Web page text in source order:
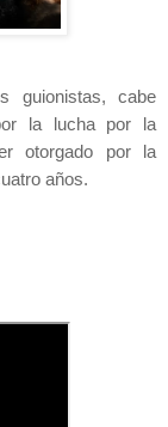
guionistas, cabe
la lucha por la
otorgado por la
años.